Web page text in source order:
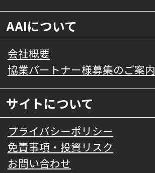
AAIについて
会社概要
協業パートナー様募集のご案内
サイトについて
プライバシーポリシー
免責事項・投資リスク
お問い合わせ